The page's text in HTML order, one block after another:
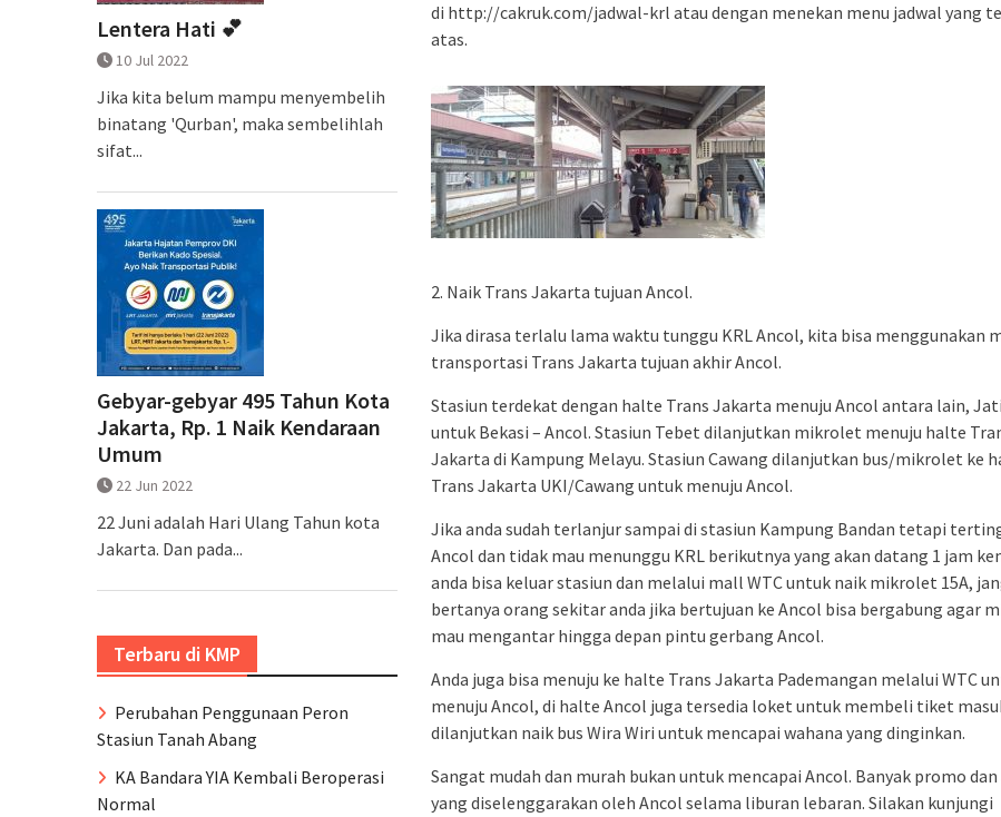
di http://cakruk.com/jadwal-krl atau dengan menekan menu jadwal yang
atas.
2. Naik Trans Jakarta tujuan Ancol.
Jika dirasa terlalu lama waktu tunggu KRL Ancol, kita bisa menggunakan
transportasi Trans Jakarta tujuan akhir Ancol.
Stasiun terdekat dengan halte Trans Jakarta menuju Ancol antara lain,
untuk Bekasi – Ancol. Stasiun Tebet dilanjutkan mikrolet menuju halte
Jakarta di Kampung Melayu. Stasiun Cawang dilanjutkan bus/mikrolet ke
Trans Jakarta UKI/Cawang untuk menuju Ancol.
Jika anda sudah terlanjur sampai di stasiun Kampung Bandan tetapi
Ancol dan tidak mau menunggu KRL berikutnya yang akan datang 1 jam
anda bisa keluar stasiun dan melalui mall WTC untuk naik mikrolet 15A,
bertanya orang sekitar anda jika bertujuan ke Ancol bisa bergabung agar
mau mengantar hingga depan pintu gerbang Ancol.
Anda juga bisa menuju ke halte Trans Jakarta Pademangan melalui WTC
menuju Ancol, di halte Ancol juga tersedia loket untuk membeli tiket
dilanjutkan naik bus Wira Wiri untuk mencapai wahana yang dinginkan.
Sangat mudah dan murah bukan untuk mencapai Ancol. Banyak promo dan
yang diselenggarakan oleh Ancol selama liburan lebaran. Silakan kunjungi
Lentera Hati 💕
10 Jul 2022
Jika kita belum mampu menyembelih
binatang 'Qurban', maka sembelihlah
sifat...
Gebyar-gebyar 495 Tahun Kota
Jakarta, Rp. 1 Naik Kendaraan
Umum
22 Jun 2022
22 Juni adalah Hari Ulang Tahun kota
Jakarta. Dan pada...
Terbaru di KMP
Perubahan Penggunaan Peron
Stasiun Tanah Abang
KA Bandara YIA Kembali Beroperasi
Normal